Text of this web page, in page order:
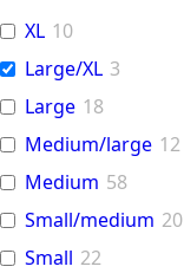
XL 10
Large/XL 3
Large 18
Medium/large 12
Medium 58
Small/medium 20
Small 22